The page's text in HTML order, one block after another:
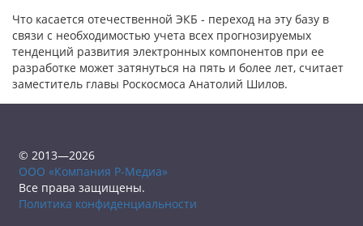
Что касается отечественной ЭКБ - переход на эту базу в
связи с необходимостью учета всех прогнозируемых
тенденций развития электронных компонентов при ее
разработке может затянуться на пять и более лет, считает
заместитель главы Роскосмоса Анатолий Шилов.
© 2013—2026
ООО «Компания Р-Медиа»
Все права защищены.
Политика конфиденциальности